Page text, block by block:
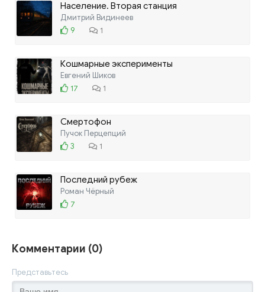
Население. Вторая станция
Дмитрий Видинеев
9
1
Кошмарные эксперименты
Евгений Шиков
17
1
Смертофон
Пучок Перцепций
3
1
Последний рубеж
Роман Чёрный
7
Комментарии (0)
Представьтесь